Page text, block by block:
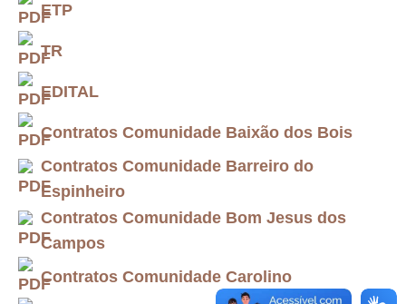
ETP
TR
EDITAL
Contratos Comunidade Baixão dos Bois
Contratos Comunidade Barreiro do
Espinheiro
Contratos Comunidade Bom Jesus dos
Campos
Contratos Comunidade Carolino